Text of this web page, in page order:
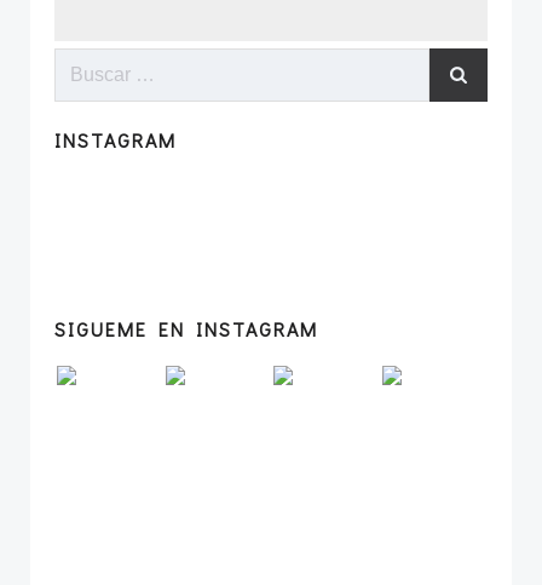
Buscar:
INSTAGRAM
SIGUEME EN INSTAGRAM